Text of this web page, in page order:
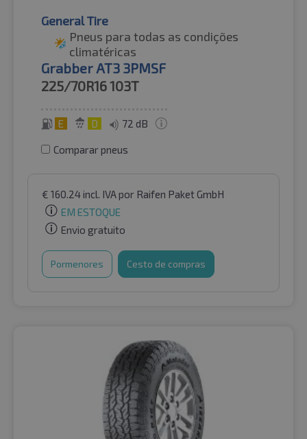
General Tire
Pneus para todas as condições
climatéricas
Grabber AT3 3PMSF
225/70R16103T
E D 72 dB
Comparar pneus
€ 160.24incl. IVApor Raifen Paket GmbH
EM ESTOQUE
Envio gratuito
Pormenores Cesto de compras